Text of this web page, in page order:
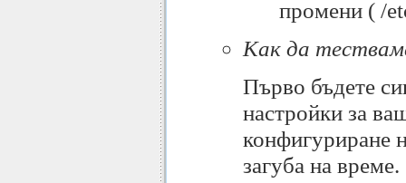
промени ( /
Как да
Първо бъдете
настройки за
конфигуриране
загуба на време.